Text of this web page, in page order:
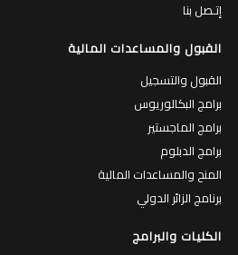
إتـصل بنا
القبول والمساعدات المالية
القبول والتسجيل
برامج البكالوريوس
برامج الماجستير
برامج الدبلوم
المنح والمساعدات المالية
برنامج الزائر الدولي
الكليات والبرامج